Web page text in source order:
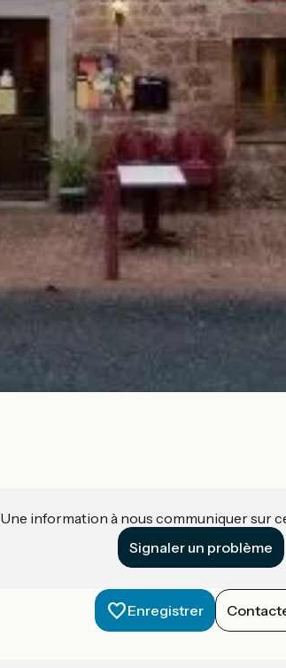
Une information à nous communiquer sur
Signaler un problème
Enregistrer